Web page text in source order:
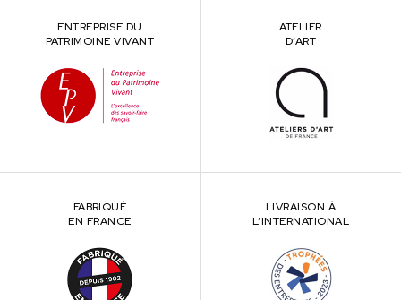
ENTREPRISE DU
PATRIMOINE VIVANT
ATELIER
D’ART
FABRIQUÉ
EN FRANCE
LIVRAISON À
L’INTERNATIONAL